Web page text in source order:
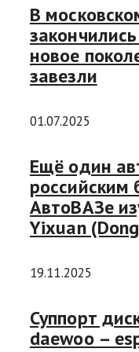
В
новое
завезли
01.07.2025
Ещё один
российским
АвтоВАЗе
Yixuan
19.11.2025
Суппорт
daewoo –